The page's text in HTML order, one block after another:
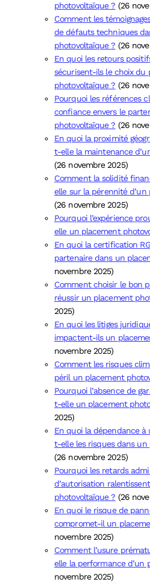
photovoltaïque ? (26
Comment les
de défauts techniques
photovoltaïque ? (26
En quoi les retours
sécurisent-ils le choix
photovoltaïque ? (26
Pourquoi les références
confiance envers le
photovoltaïque ? (26
En quoi la proximité
t-elle la maintenance
(26 novembre 2025)
Comment la solidité
elle sur la pérennité
(26 novembre 2025)
Pourquoi l’expérience
elle un placement
En quoi la certification
partenaire dans un
novembre 2025)
Comment choisir le bon
réussir un placement
2025)
En quoi les litiges
impactent-ils un
novembre 2025)
Comment les risques
péril un placement
Pourquoi l’absence de
t-elle un placement
2025)
En quoi la dépendance
t-elle les risques dans
(26 novembre 2025)
Pourquoi les retards
d’autorisation
photovoltaïque ? (26
En quoi le risque de
compromet-il un
novembre 2025)
Comment l’usure
elle la performance d’un
novembre 2025)